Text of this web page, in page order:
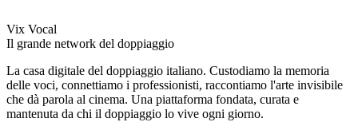
Vix Vocal
Il grande network del doppiaggio
La casa digitale del doppiaggio italiano. Custodiamo la memoria
delle voci, connettiamo i professionisti, raccontiamo l'arte invisibile
che dà parola al cinema. Una piattaforma fondata, curata e
mantenuta da chi il doppiaggio lo vive ogni giorno.